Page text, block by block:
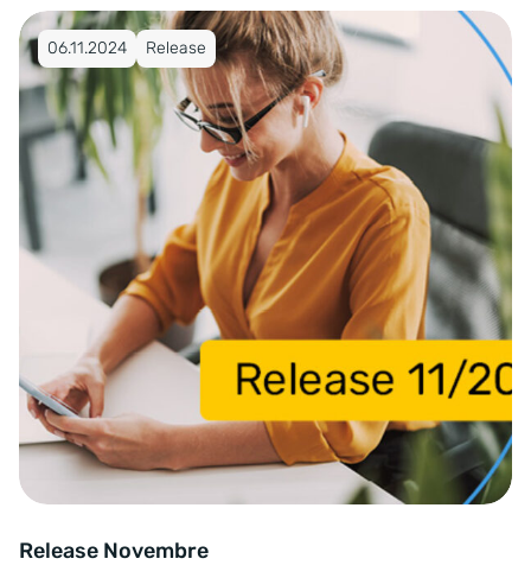
Pubblicato su 06.11.2024
06.11.2024 Release
Release Novembre